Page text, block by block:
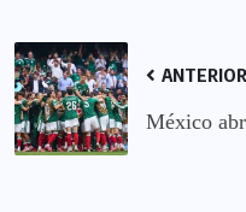
ANTERIOR
México